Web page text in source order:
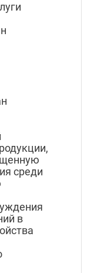
среди
в